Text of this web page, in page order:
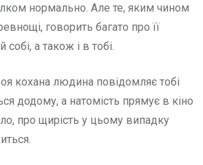
нормально. Але те, яким чином
говорить багато про її
собі, а також і в тобі.
кохана людина повідомляє тобі
додому, а натомість прямує в кіно
про щирість у цьому випадку